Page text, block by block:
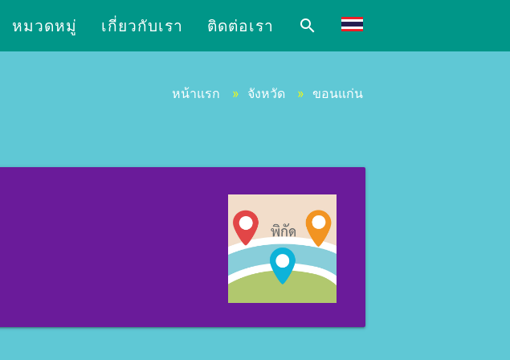
หมวดหมู่ เกี่ยวกับเรา ติดต่อเรา search
หน้าแรก » จังหวัด » ขอนแก่น